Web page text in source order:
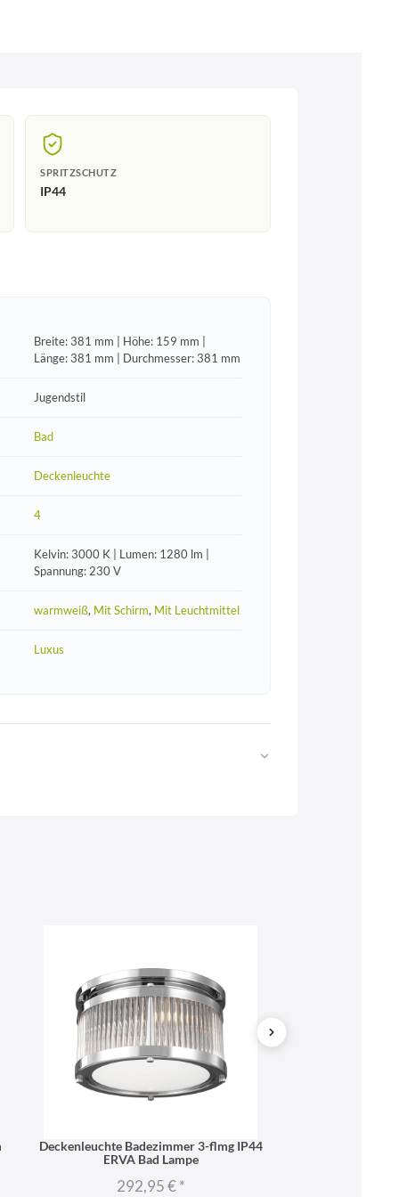
SPRITZSCHUTZ
IP44
Breite: 381 mm | Höhe: 159 mm |
Länge: 381 mm | Durchmesser: 381 mm
Jugendstil
Bad
Deckenleuchte
4
Kelvin: 3000 K | Lumen: 1280 lm |
Spannung: 230 V
warmweiß, Mit Schirm, Mit Leuchtmittel
Luxus
Deckenleuchte Badezimmer 3-flmg IP44
ERVA Bad Lampe
292,95 €*